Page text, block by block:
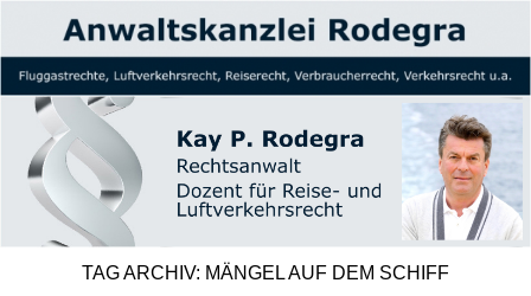
TAG ARCHIV: MÄNGEL AUF DEM SCHIFF